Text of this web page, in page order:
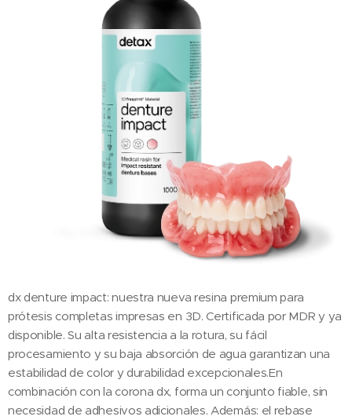
dx denture impact: nuestra nueva resina premium para
prótesis completas impresas en 3D. Certificada por MDR y ya
disponible. Su alta resistencia a la rotura, su fácil
procesamiento y su baja absorción de agua garantizan una
estabilidad de color y durabilidad excepcionales.En
combinación con la corona dx, forma un conjunto fiable, sin
necesidad de adhesivos adicionales. Además: el rebase